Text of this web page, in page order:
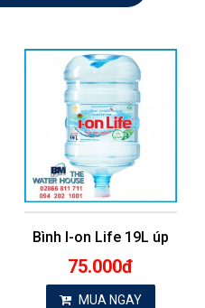
Bình I-on Life 19L úp
75.000đ
MUA NGAY